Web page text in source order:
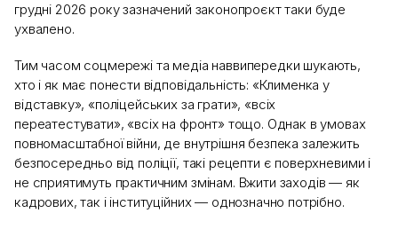
грудні 2026 року зазначений законопроєкт таки буде
ухвалено.
Тим часом соцмережі та медіа наввипередки шукають,
хто і як має понести відповідальність: «Клименка у
відставку», «поліцейських за грати», «всіх
переатестувати», «всіх на фронт» тощо. Однак в умовах
повномасштабної війни, де внутрішня безпека залежить
безпосередньо від поліції, такі рецепти є поверхневими і
не сприятимуть практичним змінам. Вжити заходів — як
кадрових, так і інституційних — однозначно потрібно.